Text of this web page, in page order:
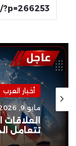
أخبار العرب
مايو 9, 2026
العلاقات
تتعامل